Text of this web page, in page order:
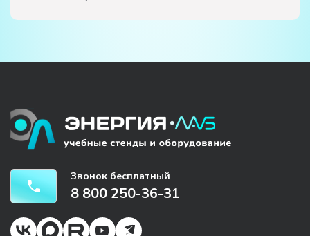
Звонок бесплатный
8 800 250-36-31